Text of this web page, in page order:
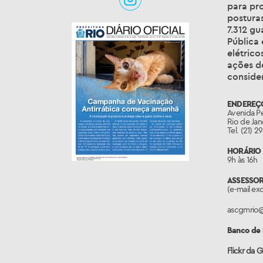
para
7.312
Pública
ações
Avenida
Rio de
Tel. (21)
HORÁRIO
9h às 16h
(e-mail
Banco de
Flickr da